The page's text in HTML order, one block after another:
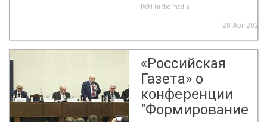
IWH in the media
28 Apr 2024
«Российская
Газета» о
конференции
"Формирование